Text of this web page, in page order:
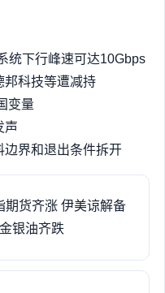
统下行峰速可达10Gbps
邦科技等遭减持
变量
声
边界和退出条件拆开
期货齐涨 伊美谅解备
银油齐跌